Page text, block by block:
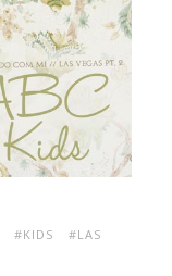
#KIDS
#LAS